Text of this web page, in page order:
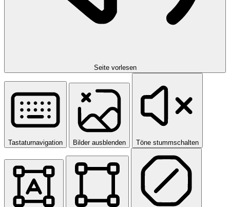
Seite vorlesen
Tastaturnavigation Bilder ausblenden Töne stummschalten